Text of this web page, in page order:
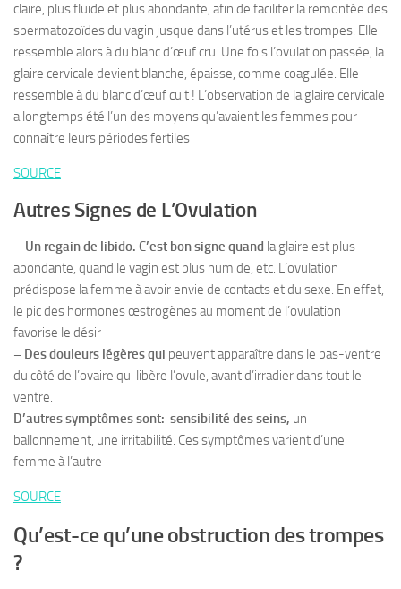
claire, plus fluide et plus abondante, afin de faciliter la remontée des
spermatozoïdes du vagin jusque dans l’utérus et les trompes. Elle
ressemble alors à du blanc d’œuf cru. Une fois l’ovulation passée, la
glaire cervicale devient blanche, épaisse, comme coagulée. Elle
ressemble à du blanc d’œuf cuit ! L’observation de la glaire cervicale
a longtemps été l’un des moyens qu’avaient les femmes pour
connaître leurs périodes fertiles
SOURCE
Autres Signes de L’Ovulation
– Un regain de libido. C’est bon signe quand la glaire est plus
abondante, quand le vagin est plus humide, etc. L’ovulation
prédispose la femme à avoir envie de contacts et du sexe. En effet,
le pic des hormones œstrogènes au moment de l’ovulation
favorise le désir
– Des douleurs légères qui peuvent apparaître dans le bas-ventre
du côté de l’ovaire qui libère l’ovule, avant d’irradier dans tout le
ventre.
D’autres symptômes sont: sensibilité des seins, un
ballonnement, une irritabilité. Ces symptômes varient d’une
femme à l’autre
SOURCE
Qu’est-ce qu’une obstruction des trompes
?